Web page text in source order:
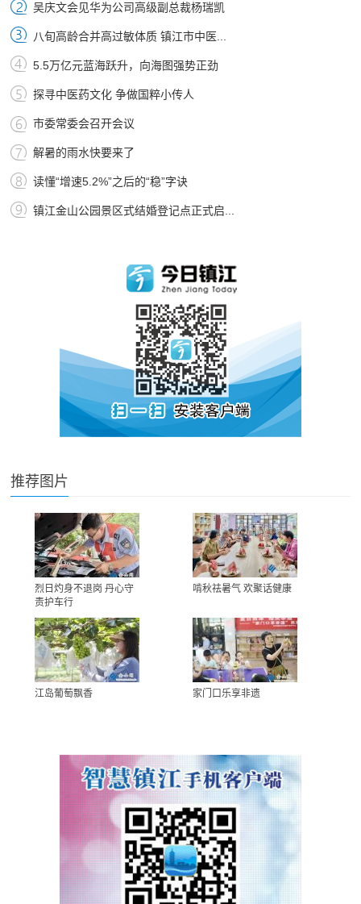
吴庆文会见华为公司高级副总裁杨瑞凯
八旬高龄合并高过敏体质 镇江市中医...
5.5万亿元蓝海跃升，向海图强势正劲
探寻中医药文化 争做国粹小传人
市委常委会召开会议
解暑的雨水快要来了
读懂“增速5.2%”之后的“稳”字诀
镇江金山公园景区式结婚登记点正式启...
推荐图片
烈日灼身不退岗 丹心守
责护车行
啃秋祛暑气 欢聚话健康
江岛葡萄飘香 家门口乐享非遗